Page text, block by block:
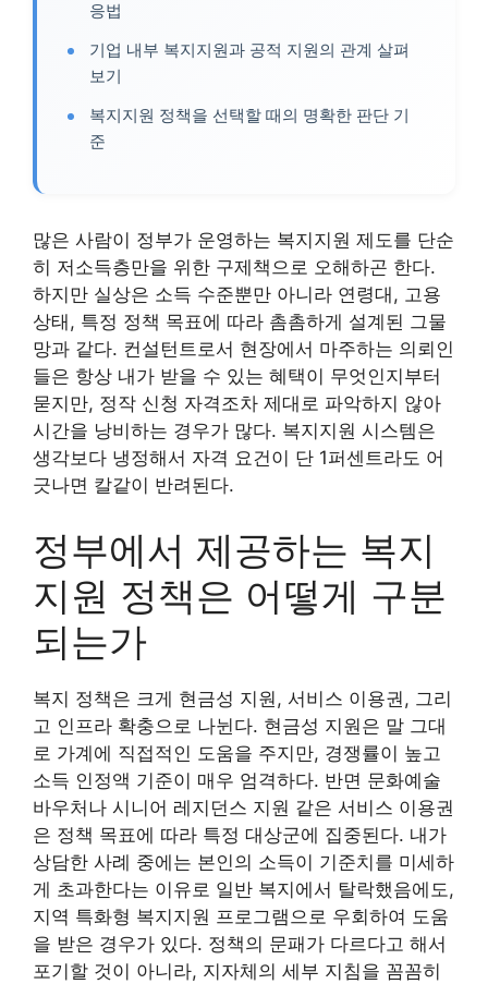
응법
기업 내부 복지지원과 공적 지원의 관계 살펴
보기
복지지원 정책을 선택할 때의 명확한 판단 기
준
많은 사람이 정부가 운영하는 복지지원 제도를 단순
히 저소득층만을 위한 구제책으로 오해하곤 한다.
하지만 실상은 소득 수준뿐만 아니라 연령대, 고용
상태, 특정 정책 목표에 따라 촘촘하게 설계된 그물
망과 같다. 컨설턴트로서 현장에서 마주하는 의뢰인
들은 항상 내가 받을 수 있는 혜택이 무엇인지부터
묻지만, 정작 신청 자격조차 제대로 파악하지 않아
시간을 낭비하는 경우가 많다. 복지지원 시스템은
생각보다 냉정해서 자격 요건이 단 1퍼센트라도 어
긋나면 칼같이 반려된다.
정부에서 제공하는 복지
지원 정책은 어떻게 구분
되는가
복지 정책은 크게 현금성 지원, 서비스 이용권, 그리
고 인프라 확충으로 나뉜다. 현금성 지원은 말 그대
로 가계에 직접적인 도움을 주지만, 경쟁률이 높고
소득 인정액 기준이 매우 엄격하다. 반면 문화예술
바우처나 시니어 레지던스 지원 같은 서비스 이용권
은 정책 목표에 따라 특정 대상군에 집중된다. 내가
상담한 사례 중에는 본인의 소득이 기준치를 미세하
게 초과한다는 이유로 일반 복지에서 탈락했음에도,
지역 특화형 복지지원 프로그램으로 우회하여 도움
을 받은 경우가 있다. 정책의 문패가 다르다고 해서
포기할 것이 아니라, 지자체의 세부 지침을 꼼꼼히